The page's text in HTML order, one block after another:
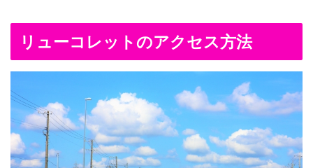
リューコレットのアクセス方法